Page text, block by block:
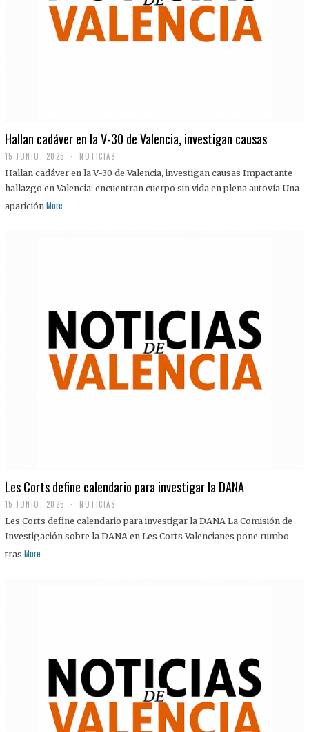
Hallan cadáver en la V-30 de Valencia, investigan causas
15 JUNIO, 2025 NOTICIAS
Hallan cadáver en la V-30 de Valencia, investigan causas Impactante
hallazgo en Valencia: encuentran cuerpo sin vida en plena autovía Una
aparición More
Les Corts define calendario para investigar la DANA
15 JUNIO, 2025 NOTICIAS
Les Corts define calendario para investigar la DANA La Comisión de
Investigación sobre la DANA en Les Corts Valencianes pone rumbo
tras More